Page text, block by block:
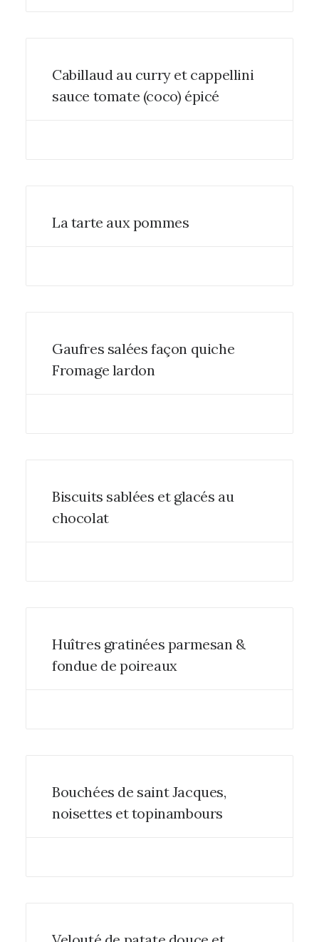
Cabillaud au curry et cappellini
sauce tomate (coco) épicé
La tarte aux pommes
Gaufres salées façon quiche
Fromage lardon
Biscuits sablées et glacés au
chocolat
Huîtres gratinées parmesan &
fondue de poireaux
Bouchées de saint Jacques,
noisettes et topinambours